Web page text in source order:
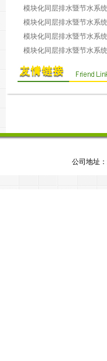
模块化同层排水暨节水系
模块化同层排水暨节水系
模块化同层排水暨节水系
模块化同层排水暨节水系
公司地址